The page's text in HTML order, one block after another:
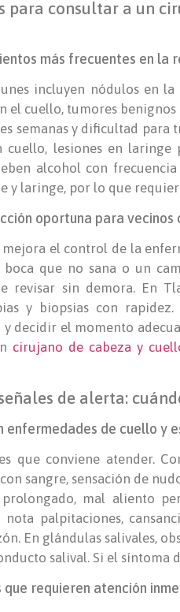
para consultar a un
más frecuentes en la
incluyen nódulos en
el cuello, tumores
semanas y dificultad
cuello, lesiones en
alcohol con
y laringe, por lo que
oportuna para vecinos
el control de la
que no sana o un
revisar sin demora. En
y biopsias con
decidir el momento
cirujano de cabeza y
de alerta:
enfermedades de cuello y
que conviene atender.
sangre, sensación de
mal aliento
nota palpitaciones,
En glándulas salivales,
salival. Si el síntoma
requieren atención